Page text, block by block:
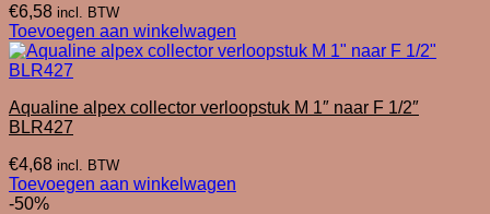
€6,58 incl. BTW
Toevoegen aan winkelwagen
Aqualine alpex collector verloopstuk M 1″ naar F 1/2″
BLR427
€4,68 incl. BTW
Toevoegen aan winkelwagen
-50%